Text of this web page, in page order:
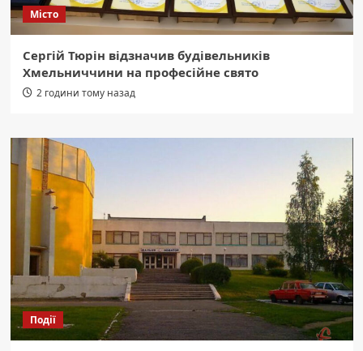
Місто
Сергій Тюрін відзначив будівельників
Хмельниччини на професійне свято
2 години тому назад
Події